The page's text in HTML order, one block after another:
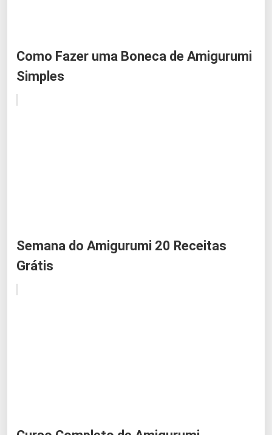
Como Fazer uma Boneca de Amigurumi
Simples
Semana do Amigurumi 20 Receitas
Grátis